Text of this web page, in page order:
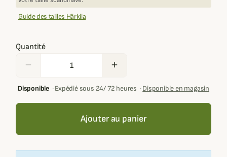
Guide des tailles Härkila
Quantité
remove add
Disponible·Expédié sous 24/ 72 heures ·Disponible en magasin
Ajouter au panier